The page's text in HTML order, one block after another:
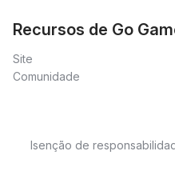
Recursos de Go
Site
Comunidade
Isenção de